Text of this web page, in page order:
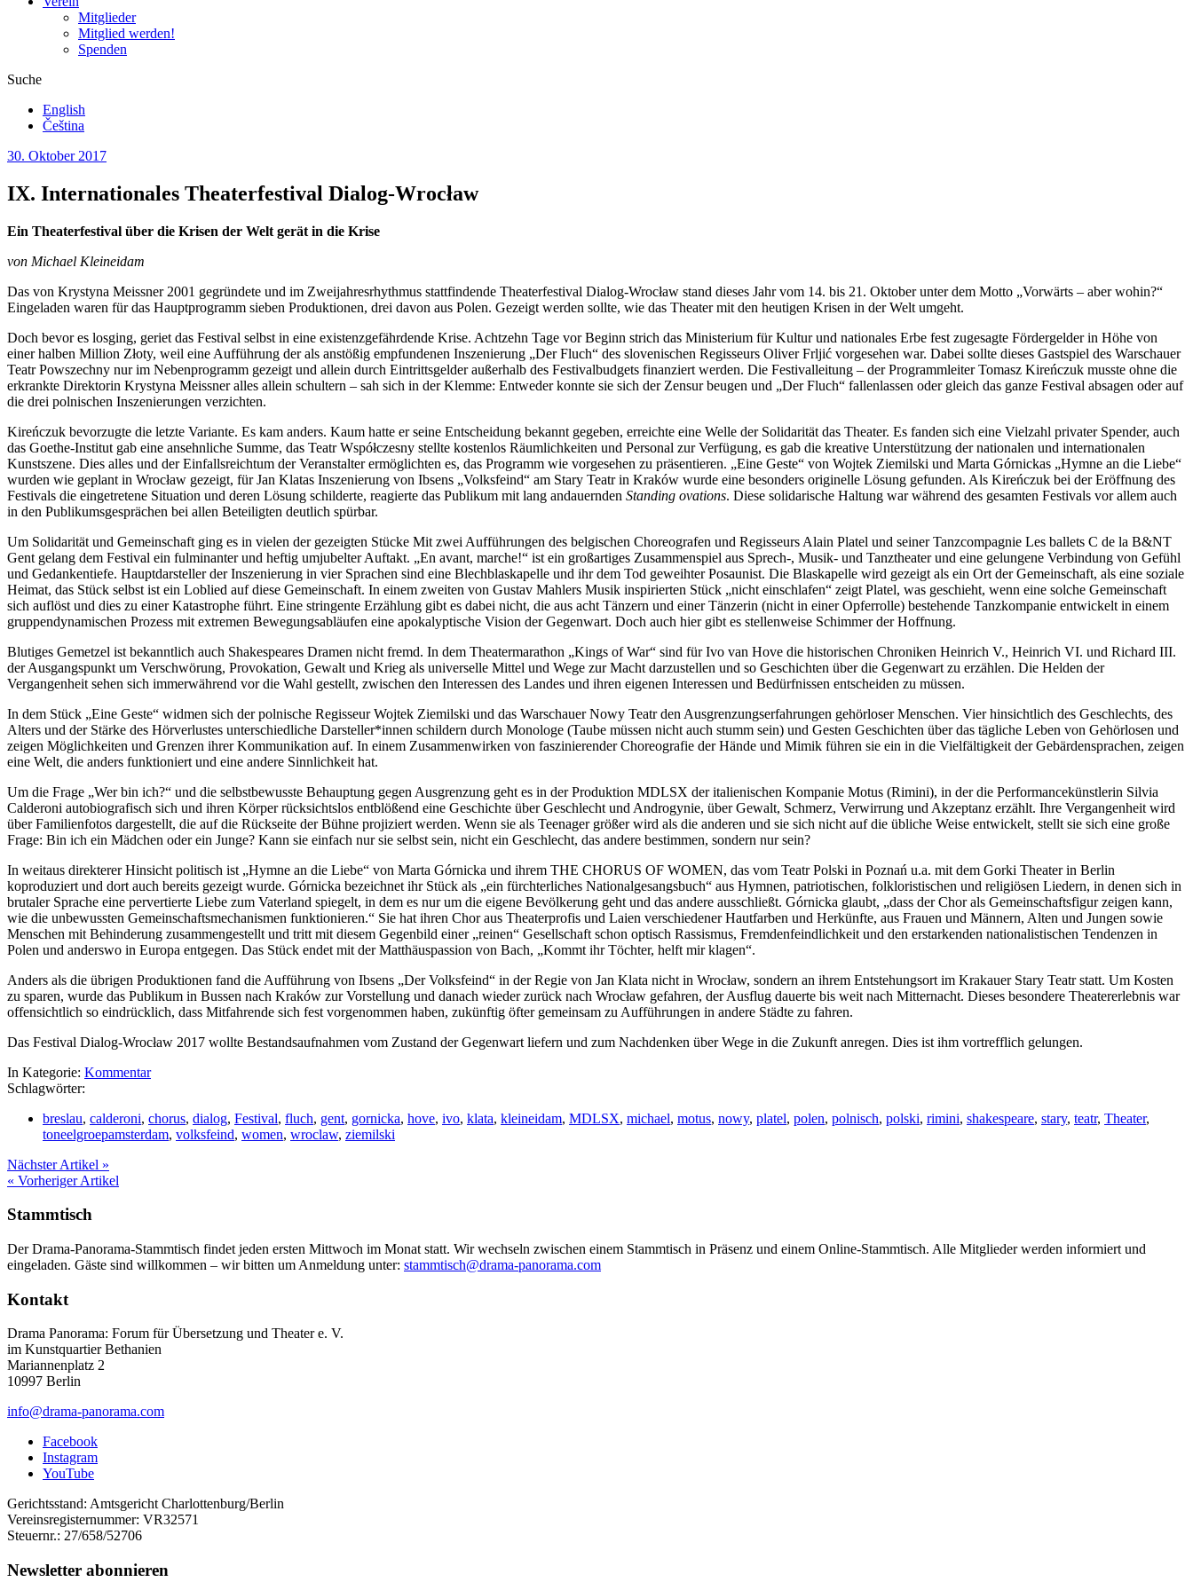
Mitglieder
Mitglied werden!
Spenden
Suche
English
Čeština
30. Oktober 2017
IX. Internationales Theaterfestival Dialog-Wrocław
Ein Theaterfestival über die Krisen der Welt gerät in die Krise
von Michael Kleineidam
Das von Krystyna Meissner 2001 gegründete und im Zweijahresrhythmus stattfindende Theaterfestival Dialog-Wrocław stand dieses Jahr vom 14. bis 21. Oktober unter dem Motto „Vorwärts – aber wohin?“
Eingeladen waren für das Hauptprogramm sieben Produktionen, drei davon aus Polen. Gezeigt werden sollte, wie das Theater mit den heutigen Krisen in der Welt umgeht.
Doch bevor es losging, geriet das Festival selbst in eine existenzgefährdende Krise. Achtzehn Tage vor Beginn strich das Ministerium für Kultur und nationales Erbe fest zugesagte Fördergelder in Höhe von
einer halben Million Złoty, weil eine Aufführung der als anstößig empfundenen Inszenierung „Der Fluch“ des slovenischen Regisseurs Oliver Frljić vorgesehen war. Dabei sollte dieses Gastspiel des Warschauer
Teatr Powszechny nur im Nebenprogramm gezeigt und allein durch Eintrittsgelder außerhalb des Festivalbudgets finanziert werden. Die Festivalleitung – der Programmleiter Tomasz Kireńczuk musste ohne die
erkrankte Direktorin Krystyna Meissner alles allein schultern – sah sich in der Klemme: Entweder konnte sie sich der Zensur beugen und „Der Fluch“ fallenlassen oder gleich das ganze Festival absagen oder auf
die drei polnischen Inszenierungen verzichten.
Kireńczuk bevorzugte die letzte Variante. Es kam anders. Kaum hatte er seine Entscheidung bekannt gegeben, erreichte eine Welle der Solidarität das Theater. Es fanden sich eine Vielzahl privater Spender, auch
das Goethe-Institut gab eine ansehnliche Summe, das Teatr Współczesny stellte kostenlos Räumlichkeiten und Personal zur Verfügung, es gab die kreative Unterstützung der nationalen und internationalen
Kunstszene. Dies alles und der Einfallsreichtum der Veranstalter ermöglichten es, das Programm wie vorgesehen zu präsentieren. „Eine Geste“ von Wojtek Ziemilski und Marta Górnickas „Hymne an die Liebe“
wurden wie geplant in Wrocław gezeigt, für Jan Klatas Inszenierung von Ibsens „Volksfeind“ am Stary Teatr in Kraków wurde eine besonders originelle Lösung gefunden. Als Kireńczuk bei der Eröffnung des
Festivals die eingetretene Situation und deren Lösung schilderte, reagierte das Publikum mit lang andauernden Standing ovations. Diese solidarische Haltung war während des gesamten Festivals vor allem auch
in den Publikumsgesprächen bei allen Beteiligten deutlich spürbar.
Um Solidarität und Gemeinschaft ging es in vielen der gezeigten Stücke Mit zwei Aufführungen des belgischen Choreografen und Regisseurs Alain Platel und seiner Tanzcompagnie Les ballets C de la B&NT
Gent gelang dem Festival ein fulminanter und heftig umjubelter Auftakt. „En avant, marche!“ ist ein großartiges Zusammenspiel aus Sprech-, Musik- und Tanztheater und eine gelungene Verbindung von Gefühl
und Gedankentiefe. Hauptdarsteller der Inszenierung in vier Sprachen sind eine Blechblaskapelle und ihr dem Tod geweihter Posaunist. Die Blaskapelle wird gezeigt als ein Ort der Gemeinschaft, als eine soziale
Heimat, das Stück selbst ist ein Loblied auf diese Gemeinschaft. In einem zweiten von Gustav Mahlers Musik inspirierten Stück „nicht einschlafen“ zeigt Platel, was geschieht, wenn eine solche Gemeinschaft
sich auflöst und dies zu einer Katastrophe führt. Eine stringente Erzählung gibt es dabei nicht, die aus acht Tänzern und einer Tänzerin (nicht in einer Opferrolle) bestehende Tanzkompanie entwickelt in einem
gruppendynamischen Prozess mit extremen Bewegungsabläufen eine apokalyptische Vision der Gegenwart. Doch auch hier gibt es stellenweise Schimmer der Hoffnung.
Blutiges Gemetzel ist bekanntlich auch Shakespeares Dramen nicht fremd. In dem Theatermarathon „Kings of War“ sind für Ivo van Hove die historischen Chroniken Heinrich V., Heinrich VI. und Richard III.
der Ausgangspunkt um Verschwörung, Provokation, Gewalt und Krieg als universelle Mittel und Wege zur Macht darzustellen und so Geschichten über die Gegenwart zu erzählen. Die Helden der
Vergangenheit sehen sich immerwährend vor die Wahl gestellt, zwischen den Interessen des Landes und ihren eigenen Interessen und Bedürfnissen entscheiden zu müssen.
In dem Stück „Eine Geste“ widmen sich der polnische Regisseur Wojtek Ziemilski und das Warschauer Nowy Teatr den Ausgrenzungserfahrungen gehörloser Menschen. Vier hinsichtlich des Geschlechts, des
Alters und der Stärke des Hörverlustes unterschiedliche Darsteller*innen schildern durch Monologe (Taube müssen nicht auch stumm sein) und Gesten Geschichten über das tägliche Leben von Gehörlosen und
zeigen Möglichkeiten und Grenzen ihrer Kommunikation auf. In einem Zusammenwirken von faszinierender Choreografie der Hände und Mimik führen sie ein in die Vielfältigkeit der Gebärdensprachen, zeigen
eine Welt, die anders funktioniert und eine andere Sinnlichkeit hat.
Um die Frage „Wer bin ich?“ und die selbstbewusste Behauptung gegen Ausgrenzung geht es in der Produktion MDLSX der italienischen Kompanie Motus (Rimini), in der die Performancekünstlerin Silvia
Calderoni autobiografisch sich und ihren Körper rücksichtslos entblößend eine Geschichte über Geschlecht und Androgynie, über Gewalt, Schmerz, Verwirrung und Akzeptanz erzählt. Ihre Vergangenheit wird
über Familienfotos dargestellt, die auf die Rückseite der Bühne projiziert werden. Wenn sie als Teenager größer wird als die anderen und sie sich nicht auf die übliche Weise entwickelt, stellt sie sich eine große
Frage: Bin ich ein Mädchen oder ein Junge? Kann sie einfach nur sie selbst sein, nicht ein Geschlecht, das andere bestimmen, sondern nur sein?
In weitaus direkterer Hinsicht politisch ist „Hymne an die Liebe“ von Marta Górnicka und ihrem THE CHORUS OF WOMEN, das vom Teatr Polski in Poznań u.a. mit dem Gorki Theater in Berlin
koproduziert und dort auch bereits gezeigt wurde. Górnicka bezeichnet ihr Stück als „ein fürchterliches Nationalgesangsbuch“ aus Hymnen, patriotischen, folkloristischen und religiösen Liedern, in denen sich in
brutaler Sprache eine pervertierte Liebe zum Vaterland spiegelt, in dem es nur um die eigene Bevölkerung geht und das andere ausschließt. Górnicka glaubt, „dass der Chor als Gemeinschaftsfigur zeigen kann,
wie die unbewussten Gemeinschaftsmechanismen funktionieren.“ Sie hat ihren Chor aus Theaterprofis und Laien verschiedener Hautfarben und Herkünfte, aus Frauen und Männern, Alten und Jungen sowie
Menschen mit Behinderung zusammengestellt und tritt mit diesem Gegenbild einer „reinen“ Gesellschaft schon optisch Rassismus, Fremdenfeindlichkeit und den erstarkenden nationalistischen Tendenzen in
Polen und anderswo in Europa entgegen. Das Stück endet mit der Matthäuspassion von Bach, „Kommt ihr Töchter, helft mir klagen“.
Anders als die übrigen Produktionen fand die Aufführung von Ibsens „Der Volksfeind“ in der Regie von Jan Klata nicht in Wrocław, sondern an ihrem Entstehungsort im Krakauer Stary Teatr statt. Um Kosten
zu sparen, wurde das Publikum in Bussen nach Kraków zur Vorstellung und danach wieder zurück nach Wrocław gefahren, der Ausflug dauerte bis weit nach Mitternacht. Dieses besondere Theatererlebnis war
offensichtlich so eindrücklich, dass Mitfahrende sich fest vorgenommen haben, zukünftig öfter gemeinsam zu Aufführungen in andere Städte zu fahren.
Das Festival Dialog-Wrocław 2017 wollte Bestandsaufnahmen vom Zustand der Gegenwart liefern und zum Nachdenken über Wege in die Zukunft anregen. Dies ist ihm vortrefflich gelungen.
In Kategorie: Kommentar
Schlagwörter:
breslau, calderoni, chorus, dialog, Festival, fluch, gent, gornicka, hove, ivo, klata, kleineidam, MDLSX, michael, motus, nowy, platel, polen, polnisch, polski, rimini, shakespeare, stary, teatr, Theater,
toneelgroepamsterdam, volksfeind, women, wroclaw, ziemilski
Nächster Artikel »
« Vorheriger Artikel
Stammtisch
Der Drama-Panorama-Stammtisch findet jeden ersten Mittwoch im Monat statt. Wir wechseln zwischen einem Stammtisch in Präsenz und einem Online-Stammtisch. Alle Mitglieder werden informiert und
eingeladen. Gäste sind willkommen – wir bitten um Anmeldung unter: stammtisch@drama-panorama.com
Kontakt
Drama Panorama: Forum für Übersetzung und Theater e. V.
im Kunstquartier Bethanien
Mariannenplatz 2
10997 Berlin
info@drama-panorama.com
Facebook
Instagram
YouTube
Gerichtsstand: Amtsgericht Charlottenburg/Berlin
Vereinsregisternummer: VR32571
Steuernr.: 27/658/52706
Newsletter abonnieren